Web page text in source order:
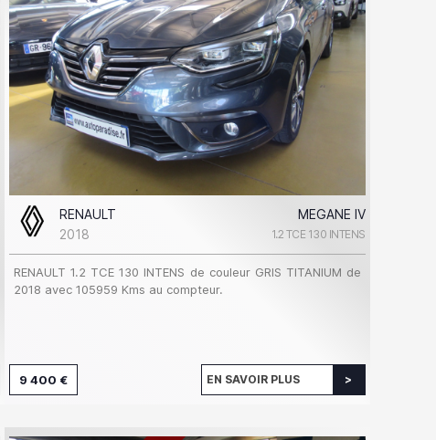
RENAULT
MEGANE IV
2018
1.2 TCE 130 INTENS
RENAULT 1.2 TCE 130 INTENS de couleur GRIS TITANIUM de
2018 avec 105959 Kms au compteur.
9 400 € EN SAVOIR PLUS